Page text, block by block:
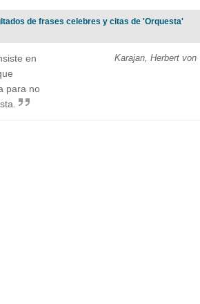
de frases celebres y citas de 'Orquesta'
Karajan, Herbert von
en
para no